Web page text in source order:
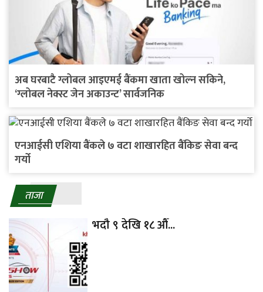
अब घरबाटै ग्लोबल आइएमई बैंकमा खाता खोल्न सकिने,
‘ग्लोबल नेक्स्ट जेन अकाउन्ट’ सार्वजनिक
एनआईसी एशिया बैंकले ७ वटा शाखारहित बैंकिङ सेवा बन्द
गर्यो
ताजा
भदौ ९ देखि १८ औँ...